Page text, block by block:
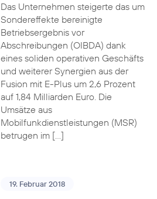
Das Unternehmen steigerte das um
Sondereffekte bereinigte
Betriebsergebnis vor
Abschreibungen (OIBDA) dank
eines soliden operativen Geschäfts
und weiterer Synergien aus der
Fusion mit E-Plus um 2,6 Prozent
auf 1,84 Milliarden Euro. Die
Umsätze aus
Mobilfunkdienstleistungen (MSR)
betrugen im […]
19. Februar 2018